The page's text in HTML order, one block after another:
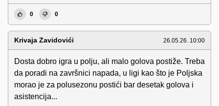
0 0
Krivaja Zavidovići 26.05.26. 10:00
Dosta dobro igra u polju, ali malo golova postiže. Treba
da poradi na završnici napada, u ligi kao što je Poljska
morao je za polusezonu postići bar desetak golova i
asistencija...